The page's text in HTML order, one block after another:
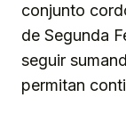
conjunto
de Segunda
seguir
permitan